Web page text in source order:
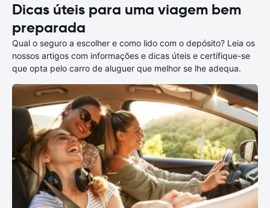
Dicas úteis para uma viagem bem
preparada
Qual o seguro a escolher e como lido com o depósito? Leia os
nossos artigos com informações e dicas úteis e certifique-se
que opta pelo carro de aluguer que melhor se lhe adequa.